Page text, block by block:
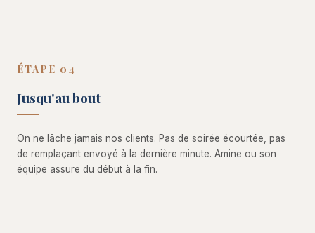
ÉTAPE 04
Jusqu'au bout
On ne lâche jamais nos clients. Pas de soirée écourtée, pas
de remplaçant envoyé à la dernière minute. Amine ou son
équipe assure du début à la fin.